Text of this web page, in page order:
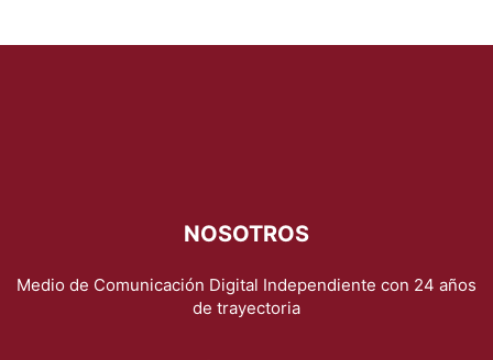
NOSOTROS
Medio de Comunicación Digital Independiente con 24 años
de trayectoria